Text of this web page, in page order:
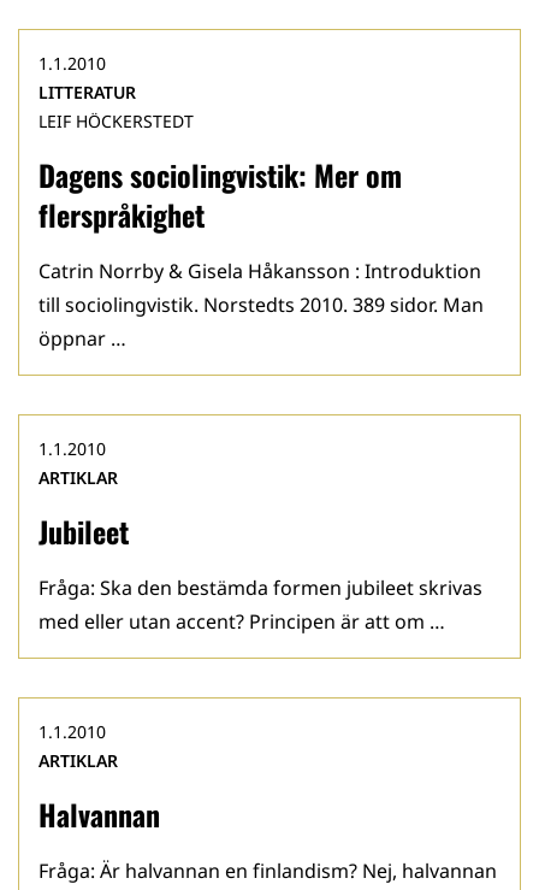
Dagens sociolingvistik: Mer om
flerspråkighet
1.1.2010
LITTERATUR
LEIF HÖCKERSTEDT
Catrin Norrby & Gisela Håkansson : Introduktion
till sociolingvistik. Norstedts 2010. 389 sidor. Man
öppnar …
Jubileet
1.1.2010
ARTIKLAR
Fråga: Ska den bestämda formen jubileet skrivas
med eller utan accent? Principen är att om …
Halvannan
1.1.2010
ARTIKLAR
Fråga: Är halvannan en finlandism? Nej, halvannan